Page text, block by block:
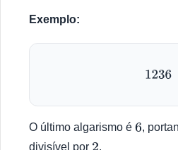
Exemplo:
1236
O último algarismo é 6,
divisível por
.